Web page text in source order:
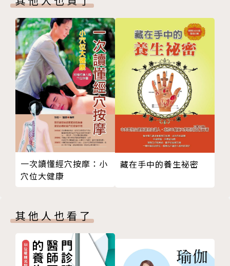
動感推薦
王乃弘（弘道老人福利基金會董事長、光田綜合醫院院
長）
李玉春（國立陽明大學跨專業長期照顧與管理碩士學位
學程主任、前衛生福利部政務次長）
林依瑩（台灣公益團體自律聯盟秘書長）
周貞利（台灣失智症協會家屬聯誼會榮譽會長）
陳亮恭（臺北榮總高齡醫學中心主任）
湯麗玉（台灣失智症協會祕書長）
賴德仁（台灣失智症協會理事長）
作者簡介
日本鳥取大學醫學部教授
日本失智症預防學會理事長
手指計數
每日一次回憶錄
用餐日記
（專欄）每週清點一次冰箱，唱名所有內容物
猜猜現在幾點？
規劃行程
競速折衣
烹飪計劃
（失智症照護對策❷）體貼、同理失智者的感受
第2章 視覺訓練
視覺資訊可以間接 促進腦部活性
眼球轉動體操
使用辭典查閱成語
（專欄）裝扮自己，預防失智！ 有趣的美妝療法
街景尋五色
一次讀懂經穴按摩：小
穴位大健康
藏在手中的養生祕密
其他人也看了